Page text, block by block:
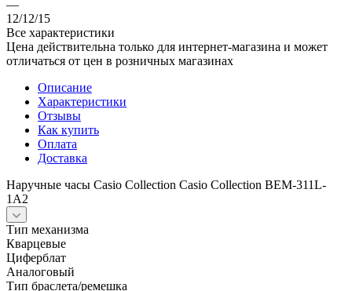
—
12/12/15
Все характеристики
Цена действительна только для интернет-магазина и может
отличаться от цен в розничных магазинах
Описание
Характеристики
Отзывы
Как купить
Оплата
Доставка
Наручные часы Casio Collection Casio Collection BEM-311L-
1A2
Тип механизма
Кварцевые
Циферблат
Аналоговый
Тип браслета/ремешка